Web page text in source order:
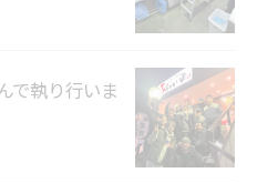
で執り行いま